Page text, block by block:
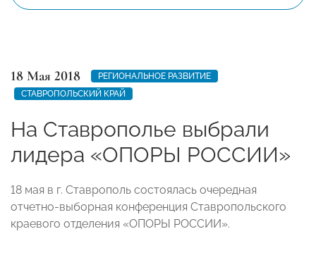
18 Мая 2018
РЕГИОНАЛЬНОЕ РАЗВИТИЕ
СТАВРОПОЛЬСКИЙ КРАЙ
На Ставрополье выбрали
лидера «ОПОРЫ РОССИИ»
18 мая в г. Ставрополь состоялась очередная
отчетно-выборная конференция Ставропольского
краевого отделения «ОПОРЫ РОССИИ».